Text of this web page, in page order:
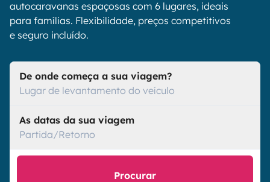
autocaravanas espaçosas com 6 lugares, ideais
para famílias. Flexibilidade, preços competitivos
e seguro incluído.
De onde começa a sua viagem?
Lugar de levantamento do veículo
As datas da sua viagem
Partida/Retorno
Procurar